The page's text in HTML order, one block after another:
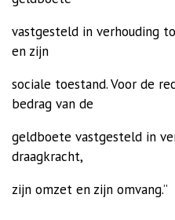
vastgesteld in verhouding
en zijn
sociale toestand. Voor de
bedrag van de
geldboete vastgesteld in
draagkracht,
zijn omzet en zijn omvang.”